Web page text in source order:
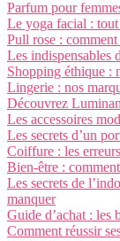
Parfum pour
Le yoga facial :
Pull rose :
Les indispensables
Shopping éthique :
Lingerie : nos
Découvrez
Les accessoires
Les secrets d’un
Coiffure : les
Bien-être :
Les secrets de
manquer
Guide d’achat : les
Comment réussir